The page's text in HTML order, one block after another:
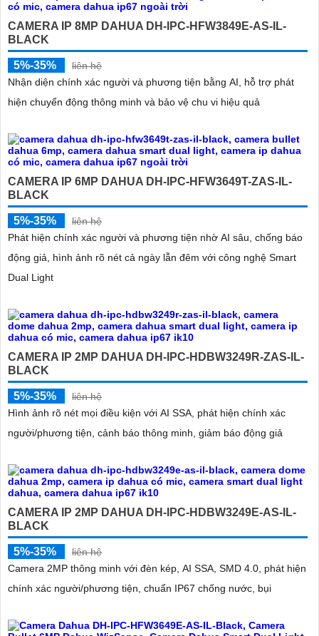
CAMERA IP 8MP DAHUA DH-IPC-HFW3849E-AS-IL-
BLACK
5%-35%
liên hệ
Nhận diện chính xác người và phương tiện bằng AI, hỗ trợ phát
hiện chuyển động thông minh và bảo vệ chu vi hiệu quả
CAMERA IP 6MP DAHUA DH-IPC-HFW3649T-ZAS-IL-
BLACK
5%-35%
liên hệ
Phát hiện chính xác người và phương tiện nhờ AI sâu, chống báo
động giả, hình ảnh rõ nét cả ngày lẫn đêm với công nghệ Smart
Dual Light
CAMERA IP 2MP DAHUA DH-IPC-HDBW3249R-ZAS-IL-
BLACK
5%-35%
liên hệ
Hình ảnh rõ nét mọi điều kiện với AI SSA, phát hiện chính xác
người/phương tiện, cảnh báo thông minh, giảm báo động giả
CAMERA IP 2MP DAHUA DH-IPC-HDBW3249E-AS-IL-
BLACK
5%-35%
liên hệ
Camera 2MP thông minh với đèn kép, AI SSA, SMD 4.0, phát hiện
chính xác người/phương tiện, chuẩn IP67 chống nước, bụi